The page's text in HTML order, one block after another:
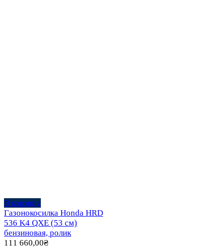
В корзину
Газонокосилка Honda HRD
536 K4 QXE (53 см)
бензиновая, ролик
111 660,00₴